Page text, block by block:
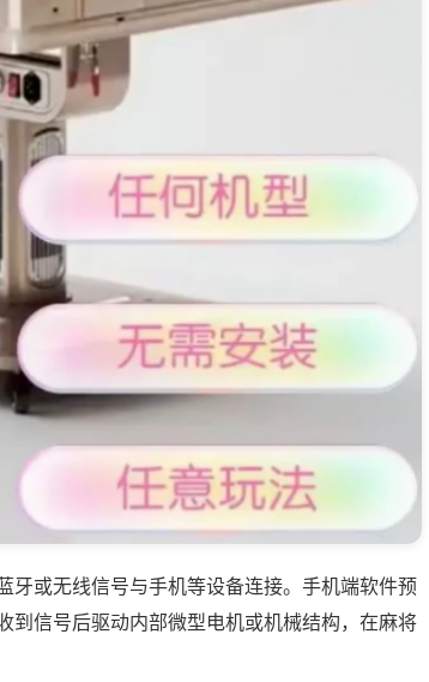
牙或无线信号与手机等设备连接。手机端软件预
到信号后驱动内部微型电机或机械结构，在麻将